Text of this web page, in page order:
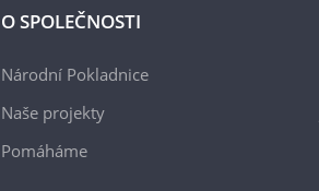
O SPOLEČNOSTI
Národní Pokladnice
Naše projekty
Pomáháme